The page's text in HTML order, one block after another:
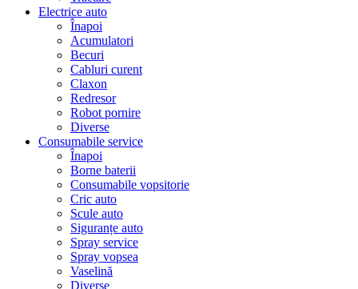
Electrice auto
Înapoi
Acumulatori
Becuri
Cabluri curent
Claxon
Redresor
Robot pornire
Diverse
Consumabile service
Înapoi
Borne baterii
Consumabile vopsitorie
Cric auto
Scule auto
Siguranțe auto
Spray service
Spray vopsea
Vaselină
Diverse